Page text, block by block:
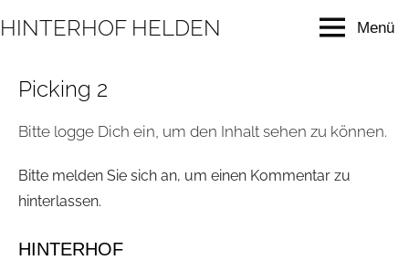
Inhalt
HINTERHOF HELDEN
modern
education
Menü
Picking 2
Bitte logge Dich ein, um den Inhalt sehen zu können.
Bitte melden Sie sich an, um einen Kommentar zu
hinterlassen.
HINTERHOF